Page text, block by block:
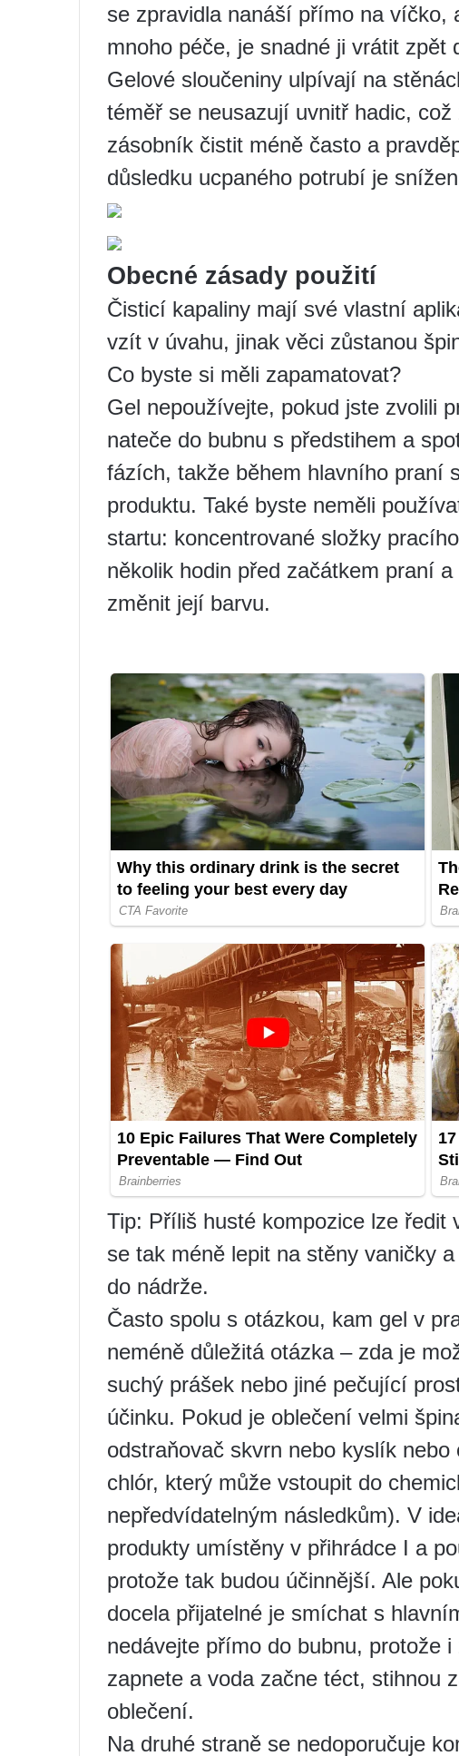
se zpravidla nanáší přímo na víčko,
mnoho péče, je snadné ji vrátit zpět
Gelové sloučeniny ulpívají na
téměř se neusazují uvnitř hadic,
zásobník čistit méně často a
důsledku ucpaného potrubí je
Obecné zásady použití
Čisticí kapaliny mají své vlastní
vzít v úvahu, jinak věci zůstanou
Co byste si měli zapamatovat?
Gel nepoužívejte, pokud jste zvolili
nateče do bubnu s předstihem a
fázích, takže během hlavního praní
produktu. Také byste neměli
startu: koncentrované složky
několik hodin před začátkem praní
změnit její barvu.
Tip: Příliš husté kompozice lze ředit
se tak méně lepit na stěny vaničky
do nádrže.
Často spolu s otázkou, kam gel v
neméně důležitá otázka – zda je
suchý prášek nebo jiné pečující
účinku. Pokud je oblečení velmi
odstraňovač skvrn nebo kyslík
chlór, který může vstoupit do
nepředvídatelným následkům). V
produkty umístěny v přihrádce I a
protože tak budou účinnější. Ale
docela přijatelné je smíchat s
nedávejte přímo do bubnu, protože
zapnete a voda začne téct, stihnou
oblečení.
Na druhé straně se nedoporučuje